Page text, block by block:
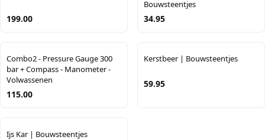
199.00
Bouwsteentjes
34.95
Combo2 - Pressure Gauge 300
bar + Compass - Manometer -
Volwassenen
115.00
Kerstbeer | Bouwsteentjes
59.95
Ijs Kar | Bouwsteentjes